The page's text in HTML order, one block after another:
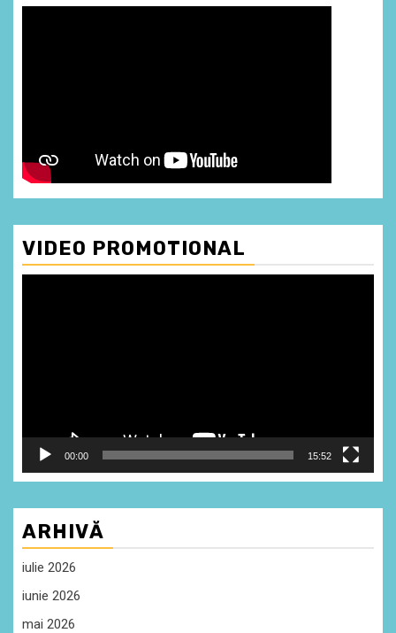
VIDEO PROMOTIONAL
00:00 15:52
ARHIVĂ
iulie 2026
iunie 2026
mai 2026